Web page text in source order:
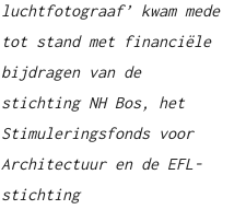
luchtfotograaf’ kwam mede
tot stand met financiële
bijdragen van de
stichting NH Bos, het
Stimuleringsfonds voor
Architectuur en de EFL-
stichting